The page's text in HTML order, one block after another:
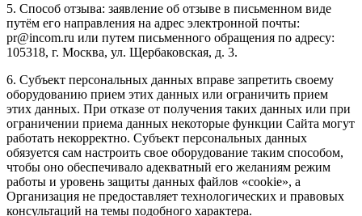
5. Способ отзыва: заявление об отзыве в письменном виде
путём его направления на адрес электронной почты:
pr@incom.ru или путем письменного обращения по адресу:
105318, г. Москва, ул. Щербаковская, д. 3.
6. Субъект персональных данных вправе запретить своему
оборудованию прием этих данных или ограничить прием
этих данных. При отказе от получения таких данных или при
ограничении приема данных некоторые функции Сайта могут
работать некорректно. Субъект персональных данных
обязуется сам настроить свое оборудование таким способом,
чтобы оно обеспечивало адекватный его желаниям режим
работы и уровень защиты данных файлов «cookie», а
Организация не предоставляет технологических и правовых
консультаций на темы подобного характера.